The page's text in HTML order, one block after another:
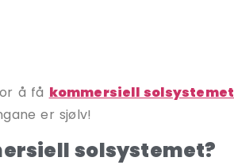
å få kommersiell solsystemet
er sjølv!
solsystemet?